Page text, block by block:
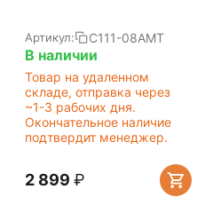
Артикул: C111-08AMT
В наличии
Товар на удаленном
складе, отправка через
~1-3 рабочих дня.
Окончательное наличие
подтвердит менеджер.
2 899 ₽